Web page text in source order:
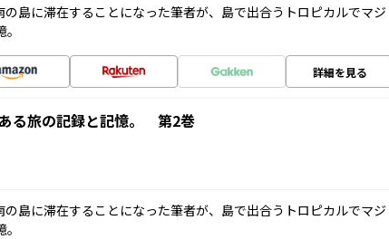
島に滞在することになった筆者が、島で出合うトロピカルでマジ
詳細を見る
る旅の記録と記憶。 第2巻
島に滞在することになった筆者が、島で出合うトロピカルでマジ